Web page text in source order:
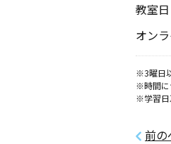
教室日
オン
※3曜日
※時間に
※学習日
前の